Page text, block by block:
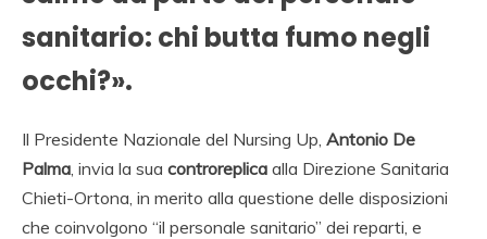
sanitario: chi butta fumo negli
occhi?».
Il Presidente Nazionale del Nursing Up, Antonio De
Palma , invia la sua controreplica alla Direzione Sanitaria
Chieti-Ortona, in merito alla questione delle disposizioni
che coinvolgono “il personale sanitario” dei reparti, e